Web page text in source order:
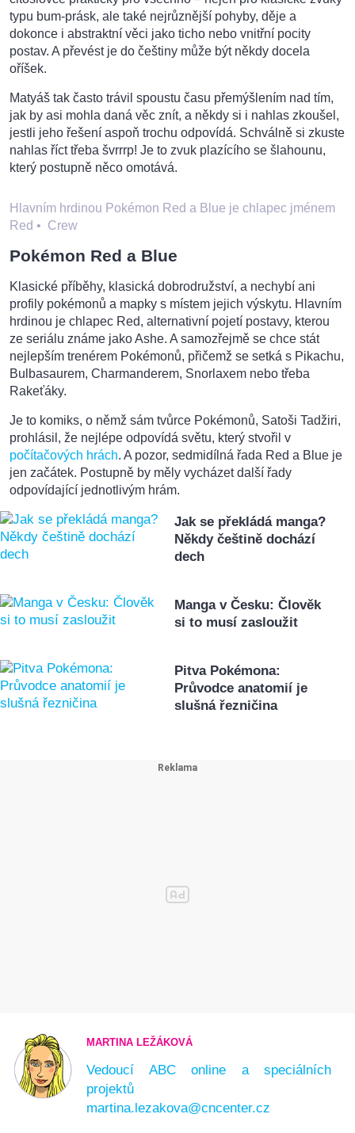
typu bum-prásk, ale také nejrůznější pohyby, děje a
dokonce i abstraktní věci jako ticho nebo vnitřní pocity
postav. A převést je do češtiny může být někdy docela
oříšek.
Matyáš tak často trávil spoustu času přemýšlením nad tím,
jak by asi mohla daná věc znít, a někdy si i nahlas zkoušel,
jestli jeho řešení aspoň trochu odpovídá. Schválně si zkuste
nahlas říct třeba švrrrp! Je to zvuk plazícího se šlahounu,
který postupně něco omotává.
Hlavním hrdinou Pokémon Red a Blue je chlapec jménem
Red • Crew
Pokémon Red a Blue
Klasické příběhy, klasická dobrodružství, a nechybí ani
profily pokémonů a mapky s místem jejich výskytu. Hlavním
hrdinou je chlapec Red, alternativní pojetí postavy, kterou
ze seriálu známe jako Ashe. A samozřejmě se chce stát
nejlepším trenérem Pokémonů, přičemž se setká s Pikachu,
Bulbasaurem, Charmanderem, Snorlaxem nebo třeba
Rakeťáky.
Je to komiks, o němž sám tvůrce Pokémonů, Satoši Tadžiri,
prohlásil, že nejlépe odpovídá světu, který stvořil v
počítačových hrách. A pozor, sedmidílná řada Red a Blue je
jen začátek. Postupně by měly vycházet další řady
odpovídající jednotlivým hrám.
Jak se překládá manga?
Někdy češtině dochází
dech
Manga v Česku: Člověk
si to musí zasloužit
Pitva Pokémona:
Průvodce anatomií je
slušná řezničina
MARTINA LEŽÁKOVÁ
Vedoucí ABC online a speciálních
projektů
martina.lezakova@cncenter.cz